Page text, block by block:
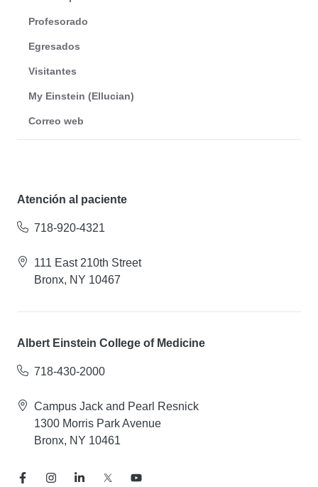
Profesorado
Egresados
Visitantes
My Einstein (Ellucian)
Correo web
Atención al paciente
718-920-4321
111 East 210th Street
Bronx, NY 10467
Albert Einstein College of Medicine
718-430-2000
Campus Jack and Pearl Resnick
1300 Morris Park Avenue
Bronx, NY 10461